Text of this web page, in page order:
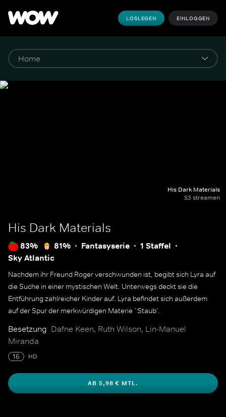
LOSLEGEN EINLOGGEN
His Dark Materials
S3 streamen
His Dark Materials
83% 81% Fantasyserie
1 Staffel
Sky Atlantic
Nachdem ihr Freund Roger verschwunden ist, begibt sich Lyra auf
die Suche in einer mystischen Welt. Unterwegs deckt sie die
Entführung zahlreicher Kinder auf. Lyra befindet sich außerdem
auf der Spur der merkwürdigen Materie `Staub'.
Besetzung Dafne Keen, Ruth Wilson, Lin-Manuel
Miranda
16 HD
AB 5,98 € MTL.